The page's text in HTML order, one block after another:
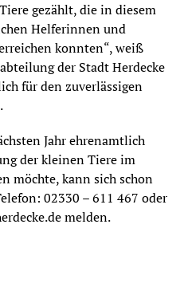
gezählt, die in diesem
Helferinnen und
konnten“, weiß
der Stadt Herdecke
für den zuverlässigen
Jahr ehrenamtlich
der kleinen Tiere im
möchte, kann sich schon
02330 – 611 467 oder
melden.